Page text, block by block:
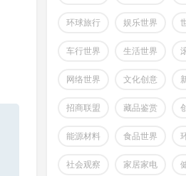
环球旅行 娱乐世界
车行世界 生活世界
网络世界 文化创意
招商联盟 藏品鉴赏
能源材料 食品世界
社会观察 家居家电